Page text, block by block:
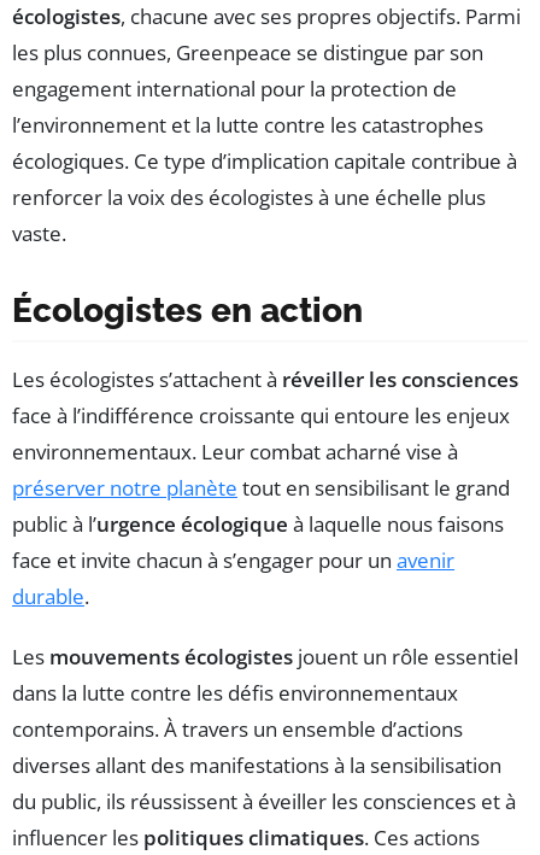
écologistes, chacune avec ses propres objectifs. Parmi
les plus connues, Greenpeace se distingue par son
engagement international pour la protection de
l’environnement et la lutte contre les catastrophes
écologiques. Ce type d’implication capitale contribue à
renforcer la voix des écologistes à une échelle plus
vaste.
Écologistes en action
Les écologistes s’attachent à réveiller les consciences
face à l’indifférence croissante qui entoure les enjeux
environnementaux. Leur combat acharné vise à
préserver notre planète tout en sensibilisant le grand
public à l’urgence écologique à laquelle nous faisons
face et invite chacun à s’engager pour un avenir
durable.
Les mouvements écologistes jouent un rôle essentiel
dans la lutte contre les défis environnementaux
contemporains. À travers un ensemble d’actions
diverses allant des manifestations à la sensibilisation
du public, ils réussissent à éveiller les consciences et à
influencer les politiques climatiques. Ces actions